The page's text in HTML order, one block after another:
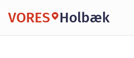
VORES Holbæk